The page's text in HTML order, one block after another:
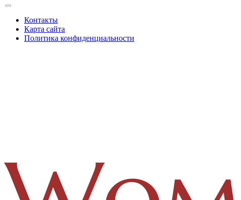
Контакты
Карта сайта
Политика конфиденциальности